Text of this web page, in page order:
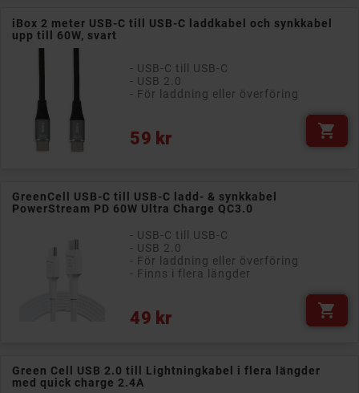
iBox 2 meter USB-C till USB-C laddkabel och synkkabel
upp till 60W, svart
- USB-C till USB-C
- USB 2.0
- För laddning eller överföring
59 kr
Pris 
GreenCell USB-C till USB-C ladd- & synkkabel
PowerStream PD 60W Ultra Charge QC3.0
- USB-C till USB-C
- USB 2.0
- För laddning eller överföring
- Finns i flera längder
49 kr
Pris 
Green Cell USB 2.0 till Lightningkabel i flera längder
med quick charge 2.4A